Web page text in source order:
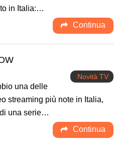
in Italia:…
Continua
Novità TV
una delle
streaming più note in Italia,
di una serie…
Continua